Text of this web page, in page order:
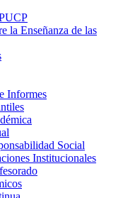
la Enseñanza de las
Informes
Social
Institucionales